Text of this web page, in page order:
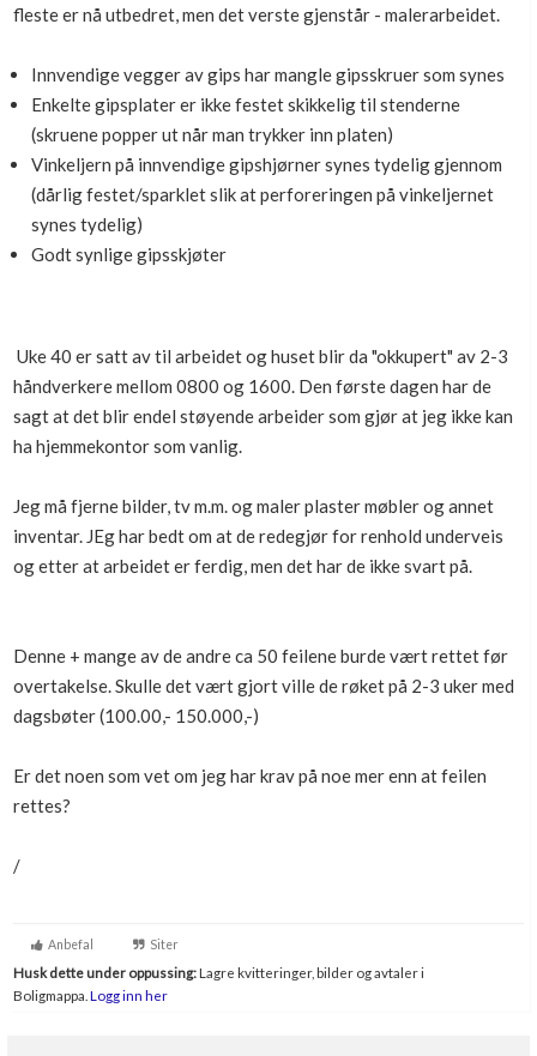
Boligmappa+
fleste er nå utbedret, men det verste gjenstår - malerarbeidet.
Innvendige vegger av gips har mangle gipsskruer som synes
Enkelte gipsplater er ikke festet skikkelig til stenderne
(skruene popper ut når man trykker inn platen)
Vinkeljern på innvendige gipshjørner synes tydelig gjennom
(dårlig festet/sparklet slik at perforeringen på vinkeljernet
synes tydelig)
Godt synlige gipsskjøter
Uke 40 er satt av til arbeidet og huset blir da "okkupert" av 2-3
håndverkere mellom 0800 og 1600. Den første dagen har de
sagt at det blir endel støyende arbeider som gjør at jeg ikke kan
ha hjemmekontor som vanlig.
Jeg må fjerne bilder, tv m.m. og maler plaster møbler og annet
inventar. JEg har bedt om at de redegjør for renhold underveis
og etter at arbeidet er ferdig, men det har de ikke svart på.
Denne + mange av de andre ca 50 feilene burde vært rettet før
overtakelse. Skulle det vært gjort ville de røket på 2-3 uker med
dagsbøter (100.00,- 150.000,-)
Er det noen som vet om jeg har krav på noe mer enn at feilen
rettes?
/
Anbefal Siter
Husk dette under oppussing:Lagre kvitteringer, bilder og avtaler i
Boligmappa. Logg inn her